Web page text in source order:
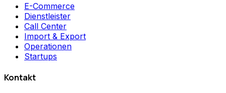
E-Commerce
Dienstleister
Call Center
Import & Export
Operationen
Startups
Kontakt